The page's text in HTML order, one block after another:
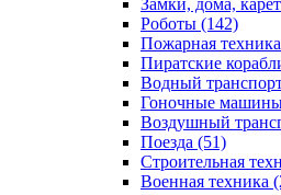
Замки, дома,
Роботы (142)
Пожарная техника
Пиратские
Водный
Гоночные
Воздушный
Поезда (51)
Строительная
Военная техника